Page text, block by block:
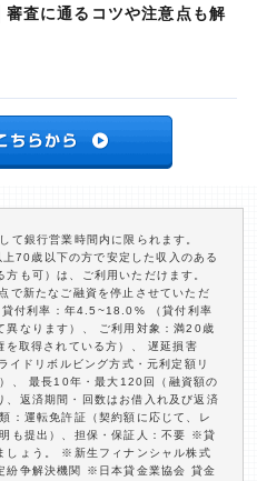
審査に通るコツや注意点も解
て銀行営業時間内に限られます。
70歳以下の方で安定した収入のある
も可）は、ご利用いただけます。
で新たなご融資を停止させていただ
付利率：年4.5~18.0% （貸付利率
異なります）、 ご利用対象：満20歳
取得されている方）、 遅延損害
ドリボルビング方式・元利定額リ
、 最長10年・最大120回（融資額の
、返済期間・回数はお借入れ及び返済
：運転免許証（契約額に応じて、レ
も提出）、担保・保証人：不要 ※貸
しょう。 ※新生フィナンシャル株式
紛争解決機関 ※日本貸金業協会 貸金